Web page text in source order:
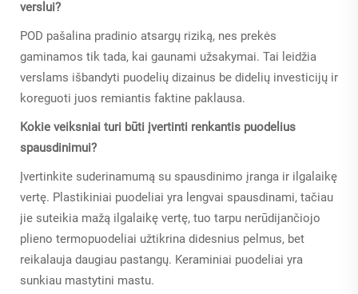
verslui?
POD pašalina pradinio atsargų riziką, nes prekės
gaminamos tik tada, kai gaunami užsakymai. Tai leidžia
verslams išbandyti puodelių dizainus be didelių investicijų ir
koreguoti juos remiantis faktine paklausa.
Kokie veiksniai turi būti įvertinti renkantis puodelius
spausdinimui?
Įvertinkite suderinamumą su spausdinimo įranga ir ilgalaikę
vertę. Plastikiniai puodeliai yra lengvai spausdinami, tačiau
jie suteikia mažą ilgalaikę vertę, tuo tarpu nerūdijančiojo
plieno termopuodeliai užtikrina didesnius pelmus, bet
reikalauja daugiau pastangų. Keraminiai puodeliai yra
sunkiau mastytini mastu.